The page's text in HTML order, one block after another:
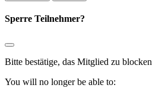
Sperre Teilnehmer?
Bitte bestätige, das Mitglied zu blocken
You will no longer be able to: